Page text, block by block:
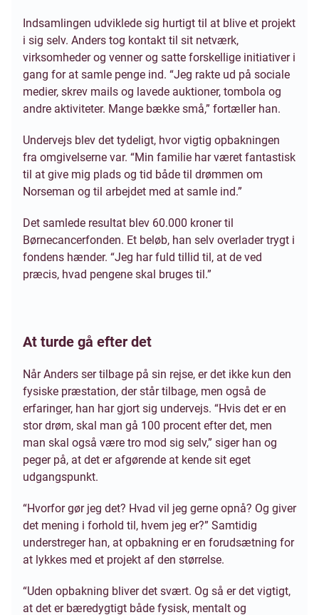
Indsamlingen udviklede sig hurtigt til at blive et projekt
i sig selv. Anders tog kontakt til sit netværk,
virksomheder og venner og satte forskellige initiativer i
gang for at samle penge ind. “Jeg rakte ud på sociale
medier, skrev mails og lavede auktioner, tombola og
andre aktiviteter. Mange bække små,” fortæller han.
Undervejs blev det tydeligt, hvor vigtig opbakningen
fra omgivelserne var. “Min familie har været fantastisk
til at give mig plads og tid både til drømmen om
Norseman og til arbejdet med at samle ind.”
Det samlede resultat blev 60.000 kroner til
Børnecancerfonden. Et beløb, han selv overlader trygt i
fondens hænder. “Jeg har fuld tillid til, at de ved
præcis, hvad pengene skal bruges til.”
At turde gå efter det
Når Anders ser tilbage på sin rejse, er det ikke kun den
fysiske præstation, der står tilbage, men også de
erfaringer, han har gjort sig undervejs. “Hvis det er en
stor drøm, skal man gå 100 procent efter det, men
man skal også være tro mod sig selv,” siger han og
peger på, at det er afgørende at kende sit eget
udgangspunkt.
“Hvorfor gør jeg det? Hvad vil jeg gerne opnå? Og giver
det mening i forhold til, hvem jeg er?” Samtidig
understreger han, at opbakning er en forudsætning for
at lykkes med et projekt af den størrelse.
“Uden opbakning bliver det svært. Og så er det vigtigt,
at det er bæredygtigt både fysisk, mentalt og